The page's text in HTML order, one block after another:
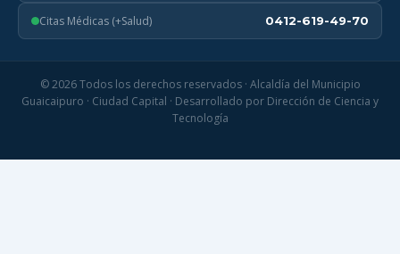
Citas Médicas (+Salud) 0412-619-49-70
© 2026 Todos los derechos reservados · Alcaldía del Municipio
Guaicaipuro · Ciudad Capital · Desarrollado por Dirección de Ciencia y
Tecnología